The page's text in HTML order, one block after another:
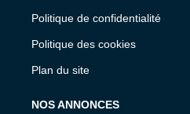
Politique de confidentialité
Politique des cookies
Plan du site
NOS ANNONCES